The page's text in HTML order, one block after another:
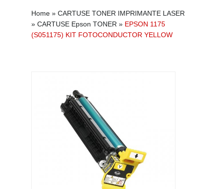
Home » CARTUSE TONER IMPRIMANTE LASER
» CARTUSE Epson TONER » EPSON 1175
(S051175) KIT FOTOCONDUCTOR YELLOW